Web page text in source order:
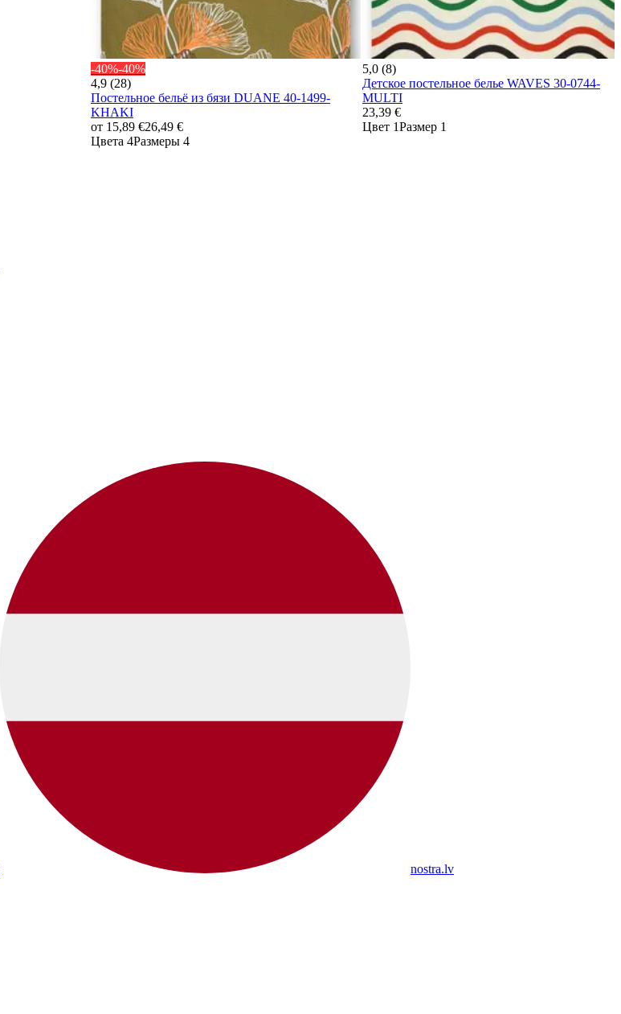
-40%-40%
4,9 (28)
Постельное бельё из бязи DUANE 40-1499-
KHAKI
от 15,89 €26,49 €
Цвета 4Размеры 4
5,0 (8)
Детское постельное белье WAVES 30-0744-
MULTI
23,39 €
Цвет 1Размер 1
nostra.lv